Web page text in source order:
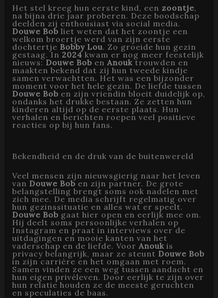
Het stel kreeg hun eerste kind, een zoontje,
na bijna drie jaar proberen. Deze boodschap
deelden zij enthousiast via social media.
Douwe Bobliet weten dat het zoontje een
welkom broertje werd van zijn eerste
dochtertje Bobby Lou. Zo groeide hun gezin
gestaag. In 2024kwam er nog meer feestelijk
nieuws: Douwe Boben Anouktrouwden en
maakten bekend dat zij hun tweede kindje
samen verwachtten. Het was een bijzonder
moment voor het hele gezin. De liefde tussen
Douwe Boben zijn vriendin bloeit duidelijk op,
ondanks het drukke bestaan. Ze zetten hun
kinderen altijd op de eerste plaats. Hun
verhalen en berichten roepen veel positieve
reacties op bij hun fans.
Bekendheid en de druk van de buitenwereld
Veel mensen zijn nieuwsgierig naar het leven
van Douwe Boben zijn partner. De grote
belangstelling brengt soms ook nadelen met
zich mee. De media schrijft regelmatig over
hun gezinssituatie en alles wat er speelt.
Douwe Bobgaat hier open en eerlijk mee om.
Hij deelt soms persoonlijke verhalen op
Instagram en praat in interviews over de
uitdagingen en mooie kanten van het
vaderschap en de liefde. Voor Anoukis
privacy belangrijk, maar ze steunt Douwe Bob
in zijn carrière en het omgaan met roem.
Samen vinden ze een weg tussen aandacht en
hun eigen privéleven. Door eerlijk te zijn over
hun relatie houden ze de meeste geruchten
en speculaties de baas.